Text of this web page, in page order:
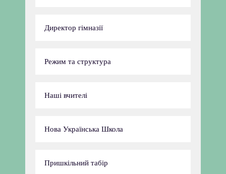
Директор гімназії
Режим та структура
Наші вчителі
Нова Українська Школа
Пришкільний табір